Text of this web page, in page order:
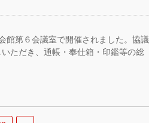
第６会議室で開催されました。協議
ただき、通帳・奉仕箱・印鑑等の総